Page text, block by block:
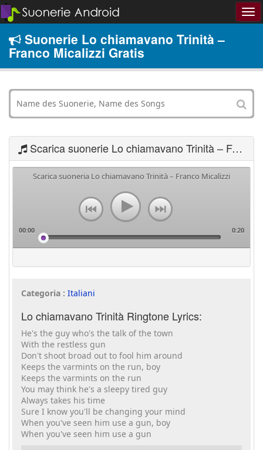
Suonerie Lo chiamavano Trinità –
Franco Micalizzi Gratis
Scarica suonerie Lo chiamavano Trinità – Franco Micalizzi
Scarica suoneria Lo chiamavano Trinità – Franco Micalizzi
00:00 0:20
Categoria : Italiani
Lo chiamavano Trinità Ringtone Lyrics:
He's the guy who's the talk of the town
With the restless gun
Don't shoot broad out to fool him around
Keeps the varmints on the run, boy
Keeps the varmints on the run
You may think he's a sleepy tired guy
Always takes his time
Sure I know you'll be changing your mind
When you've seen him use a gun, boy
When you've seen him use a gun